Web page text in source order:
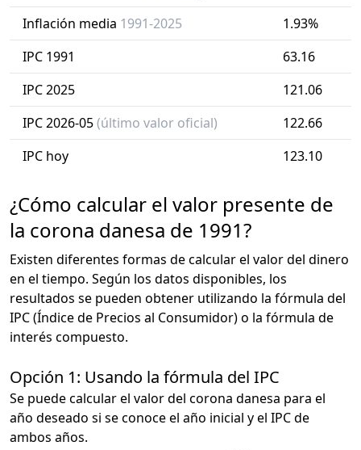
Inflación media 1991-2025
1.93%
IPC 1991
63.16
IPC 2025
121.06
IPC 2026-05(último valor oficial)
122.66
IPC hoy
123.10
¿Cómo calcular el valor presente de
la corona danesa de 1991?
Existen diferentes formas de calcular el valor del dinero
en el tiempo. Según los datos disponibles, los
resultados se pueden obtener utilizando la fórmula del
IPC (Índice de Precios al Consumidor) o la fórmula de
interés compuesto.
Opción 1: Usando la fórmula del IPC
Se puede calcular el valor del corona danesa para el
año deseado si se conoce el año inicial y el IPC de
ambos años.